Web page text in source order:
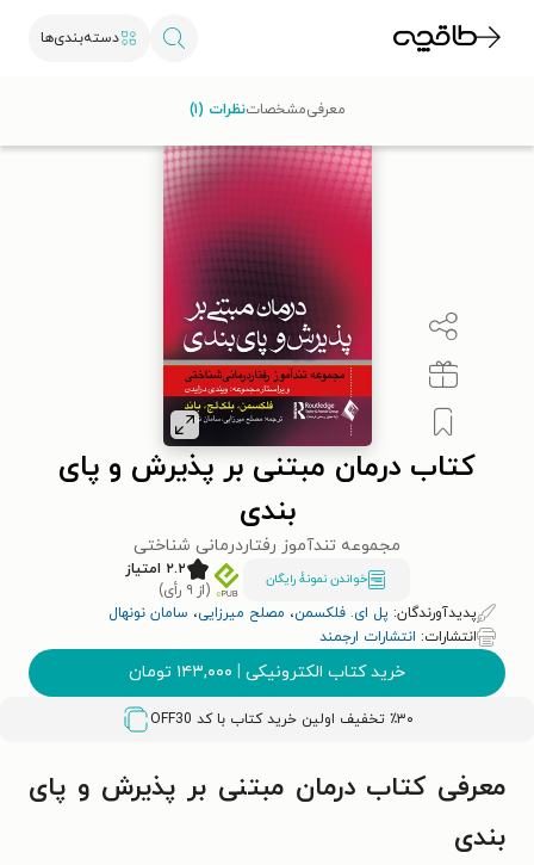
دسته‌بندی‌ها
کتاب درمان مبتنی بر پذیرش و پای
بندی
مجموعه تندآموز رفتاردرمانی شناختی
خواندن نمونۀ رایگان
۲.۲ امتیاز
(از ۹ رأی)
پدیدآورندگان: پل ای. فلکسمن، مصلح میرزایی، سامان نونهال
انتشارات: انتشارات ارجمند
خرید کتاب الکترونیکی | ۱۴۳,۰۰۰ تومان
٪۳۰ تخفیف اولین خرید کتاب با کد OFF30
معرفیمشخصاتنظرات (۱)
معرفی کتاب درمان مبتنی بر پذیرش و پای
بندی